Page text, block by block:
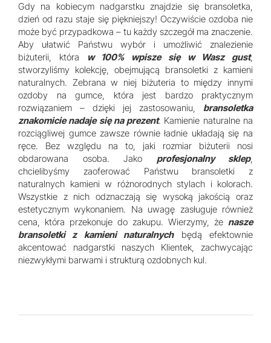
Gdy na kobiecym nadgarstku znajdzie się bransoletka,
dzień od razu staje się piękniejszy! Oczywiście ozdoba nie
może być przypadkowa – tu każdy szczegół ma znaczenie.
Aby ułatwić Państwu wybór i umożliwić znalezienie
biżuterii, która
w 100% wpisze się w Wasz gust,
stworzyliśmy kolekcję, obejmującą bransoletki z kamieni
naturalnych. Zebrana w niej biżuteria to między innymi
ozdoby na gumce, która jest bardzo praktycznym
rozwiązaniem – dzięki jej zastosowaniu, bransoletka
znakomicie nadaje się na prezent. Kamienie naturalne na
rozciągliwej gumce zawsze równie ładnie układają się na
ręce. Bez względu na to, jaki rozmiar biżuterii nosi
obdarowana osoba. Jako profesjonalny sklep,
chcielibyśmy zaoferować Państwu bransoletki z
naturalnych kamieni w różnorodnych stylach i kolorach.
Wszystkie z nich odznaczają się wysoką jakością oraz
estetycznym wykonaniem. Na uwagę zasługuje również
cena, która przekonuje do zakupu. Wierzymy, że nasze
bransoletki z kamieni naturalnychbędą efektownie
akcentować nadgarstki naszych Klientek, zachwycając
niezwykłymi barwami i strukturą ozdobnych kul.